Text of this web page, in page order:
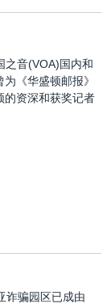
之音(VOA)国内和
《华盛顿邮报》
的资深和获奖记者
诈骗园区已成由